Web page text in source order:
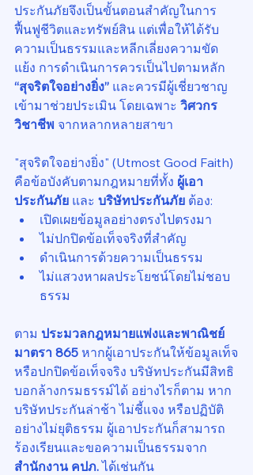
ประกันภัยจึงเป็นขั้นตอนสำคัญในการ
ฟื้นฟูชีวิตและทรัพย์สิน แต่เพื่อให้ได้รับ
ความเป็นธรรมและหลีกเลี่ยงความขัด
แย้ง การดำเนินการควรเป็นไปตามหลัก
“สุจริตใจอย่างยิ่ง” และควรมีผู้เชี่ยวชาญ
เข้ามาช่วยประเมิน โดยเฉพาะ วิศวกร
วิชาชีพ จากหลากหลายสาขา
"สุจริตใจอย่างยิ่ง" (Utmost Good Faith)
คือข้อบังคับตามกฎหมายที่ทั้ง ผู้เอา
ประกันภัย และ บริษัทประกันภัย ต้อง:
เปิดเผยข้อมูลอย่างตรงไปตรงมา
ไม่ปกปิดข้อเท็จจริงที่สำคัญ
ดำเนินการด้วยความเป็นธรรม
ไม่แสวงหาผลประโยชน์โดยไม่ชอบ
ธรรม
ตาม ประมวลกฎหมายแพ่งและพาณิชย์
มาตรา 865 หากผู้เอาประกันให้ข้อมูลเท็จ
หรือปกปิดข้อเท็จจริง บริษัทประกันมีสิทธิ
บอกล้างกรมธรรม์ได้ อย่างไรก็ตาม หาก
บริษัทประกันล่าช้า ไม่ชี้แจง หรือปฏิบัติ
อย่างไม่ยุติธรรม ผู้เอาประกันก็สามารถ
ร้องเรียนและขอความเป็นธรรมจาก
สำนักงาน คปภ. ได้เช่นกัน